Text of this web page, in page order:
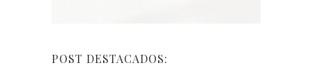
POST DESTACADOS: